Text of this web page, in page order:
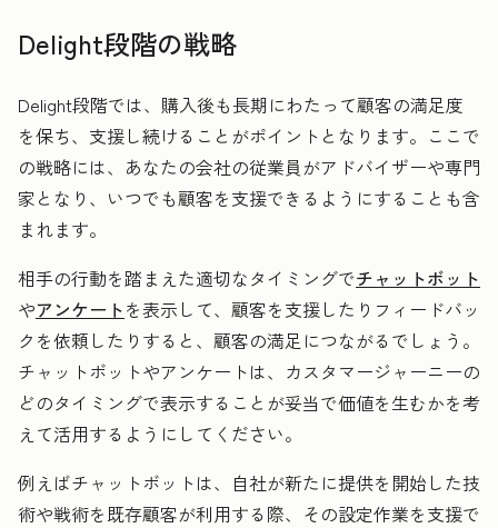
Delight段階の戦略
Delight段階では、購入後も長期にわたって顧客の満足度
を保ち、支援し続けることがポイントとなります。ここで
の戦略には、あなたの会社の従業員がアドバイザーや専門
家となり、いつでも顧客を支援できるようにすることも含
まれます。
相手の行動を踏まえた適切なタイミングでチャットボット
やアンケートを表示して、顧客を支援したりフィードバッ
クを依頼したりすると、顧客の満足につながるでしょう。
チャットボットやアンケートは、カスタマージャーニーの
どのタイミングで表示することが妥当で価値を生むかを考
えて活用するようにしてください。
例えばチャットボットは、自社が新たに提供を開始した技
術や戦術を既存顧客が利用する際、その設定作業を支援で